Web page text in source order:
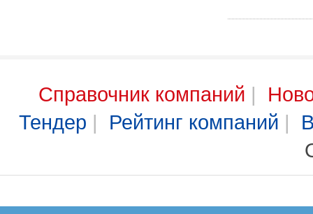
Справочник компаний |
Тендер | Рейтинг компаний |